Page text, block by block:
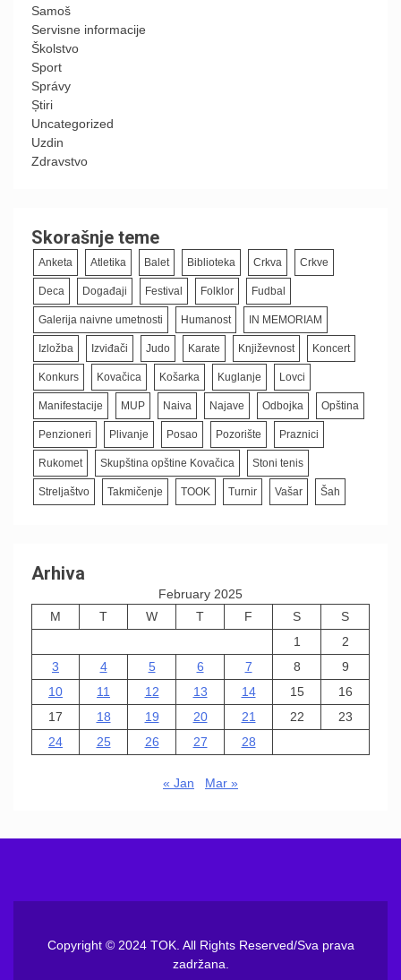
Samoš
Servisne informacije
Školstvo
Sport
Správy
Știri
Uncategorized
Uzdin
Zdravstvo
Skorašnje teme
Anketa Atletika Balet Biblioteka Crkva Crkve
Deca Događaji Festival Folklor Fudbal
Galerija naivne umetnosti Humanost IN MEMORIAM
Izložba Izviđači Judo Karate Književnost Koncert
Konkurs Kovačica Košarka Kuglanje Lovci
Manifestacije MUP Naiva Najave Odbojka Opština
Penzioneri Plivanje Posao Pozorište Praznici
Rukomet Skupština opštine Kovačica Stoni tenis
Streljaštvo Takmičenje TOOK Turnir Vašar Šah
Arhiva
February 2025
M
T W T F S
S
1
2
3
4 5 6 7 8
9
10
11 12 13 14 15
16
17
18 19 20 21 22
23
24
25 26 27 28
« Jan Mar »
Copyright © 2024 TOK. All Rights Reserved/Sva prava
zadržana.